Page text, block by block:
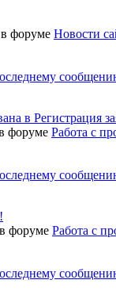
форуме Новости
в Регистрация
форуме Работа с
форуме Работа с